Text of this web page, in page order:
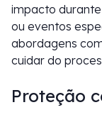
impacto
ou eventos
abordagens
cuidar do
Proteção